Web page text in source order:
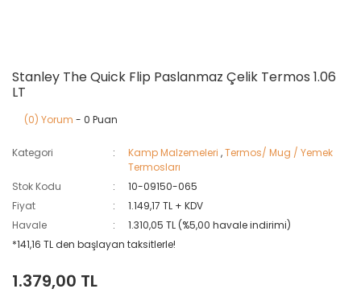
Stanley The Quick Flip Paslanmaz Çelik Termos 1.06
LT
(0) Yorum - 0 Puan
Kategori Kamp Malzemeleri ,Termos/ Mug / Yemek
Termosları
Stok Kodu
10-09150-065
Fiyat
1.149,17 TL + KDV
Havale
1.310,05 TL (%5,00 havale indirimi)
*141,16 TL den başlayan taksitlerle!
1.379,00 TL